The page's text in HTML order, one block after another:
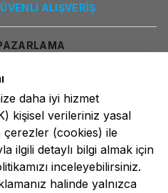
ALIŞVERİŞ
daha iyi hizmet
kişisel verileriniz yasal
(cookies) ile
ilgili detaylı bilgi almak için
inceleyebilirsiniz.
halinde yalnızca